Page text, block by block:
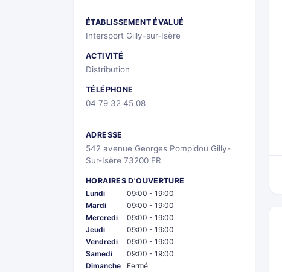
ÉTABLISSEMENT ÉVALUÉ
Intersport Gilly-sur-Isère
ACTIVITÉ
Distribution
TÉLÉPHONE
04 79 32 45 08
ADRESSE
542 avenue Georges Pompidou Gilly-
Sur-Isère 73200 FR
HORAIRES D'OUVERTURE
Lundi
09:00 - 19:00
Mardi
09:00 - 19:00
Mercredi
09:00 - 19:00
Jeudi
09:00 - 19:00
Vendredi
09:00 - 19:00
Samedi
09:00 - 19:00
Dimanche
Fermé